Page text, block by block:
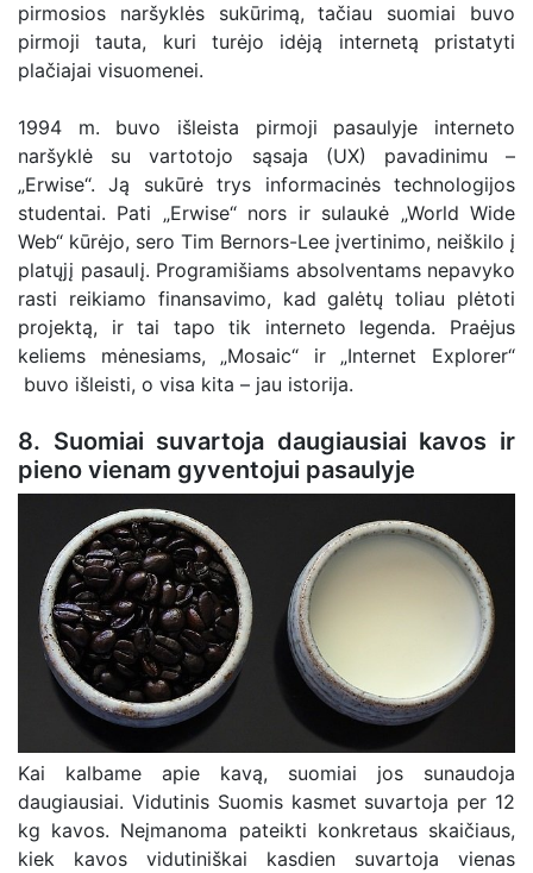
pirmosios naršyklės sukūrimą, tačiau suomiai buvo
pirmoji tauta, kuri turėjo idėją internetą pristatyti
plačiajai visuomenei.
1994 m. buvo išleista pirmoji pasaulyje interneto
naršyklė su vartotojo sąsaja (UX) pavadinimu –
„Erwise“. Ją sukūrė trys informacinės technologijos
studentai. Pati „Erwise“ nors ir sulaukė „World Wide
Web“ kūrėjo, sero Tim Bernors-Lee įvertinimo, neiškilo į
platųjį pasaulį. Programišiams absolventams nepavyko
rasti reikiamo finansavimo, kad galėtų toliau plėtoti
projektą, ir tai tapo tik interneto legenda. Praėjus
keliems mėnesiams, „Mosaic“ ir „Internet Explorer“
buvo išleisti, o visa kita – jau istorija.
8. Suomiai suvartoja daugiausiai kavos ir
pieno vienam gyventojui pasaulyje
Kai kalbame apie kavą, suomiai jos sunaudoja
daugiausiai. Vidutinis Suomis kasmet suvartoja per 12
kg kavos. Neįmanoma pateikti konkretaus skaičiaus,
kiek kavos vidutiniškai kasdien suvartoja vienas